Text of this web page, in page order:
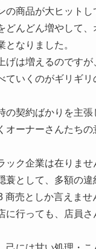
の商品が大ヒット
どんどん増やして
となりました。
げは増えるのです
ていくのがギリギ
の契約ばかりを主
オーナーさんたち
ック企業は在りませ
蓑として、多額の
商売としか言えませ
に行っても、店員さ